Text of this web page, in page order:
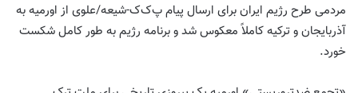
مردمی طرح رژیم ایران برای ارسال پیام پ‌ک‌ک-شیعه/علوی از اورمیه به
آذربایجان و ترکیه کاملاً معکوس شد و برنامه رژیم به طور کامل شکست
خورد.